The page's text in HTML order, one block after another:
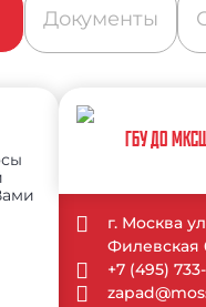
Документы
ГБУ ДО
г. Москва
Филевская
+7 (495)